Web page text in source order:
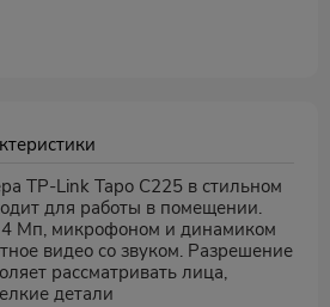
TP-Link Tapo C225 в стильном
для работы в помещении.
Мп, микрофоном и динамиком
видео со звуком. Разрешение
рассматривать лица,
детали